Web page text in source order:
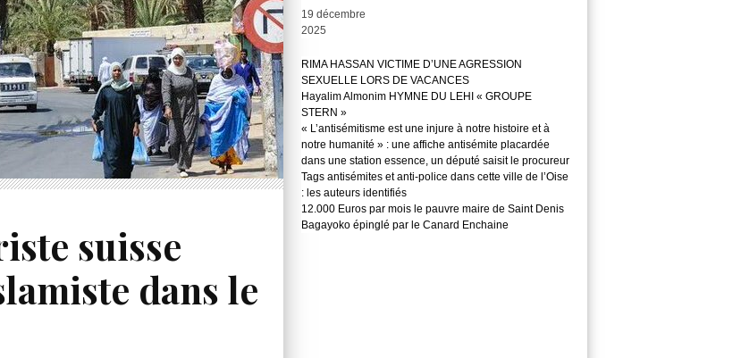
suisse
dans le
Date
19 décembre
2025
RIMA HASSAN VICTIME D’UNE AGRESSION
SEXUELLE LORS DE VACANCES
Hayalim Almonim HYMNE DU LEHI « GROUPE
STERN »
« L’antisémitisme est une injure à notre histoire et à
notre humanité » : une affiche antisémite placardée
dans une station essence, un député saisit le procureur
Tags antisémites et anti-police dans cette ville de l’Oise
: les auteurs identifiés
12.000 Euros par mois le pauvre maire de Saint Denis
Bagayoko épinglé par le Canard Enchaine